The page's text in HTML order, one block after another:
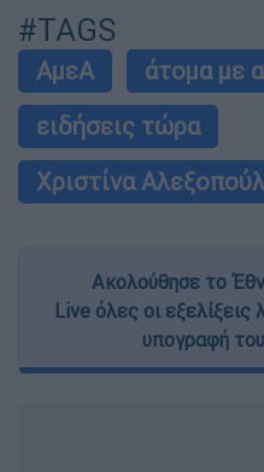
#TAGS
ΑμεΑ άτομα με
ειδήσεις τώρα
Χριστίνα
Ακολούθησε το
Live όλες οι
υπογραφή